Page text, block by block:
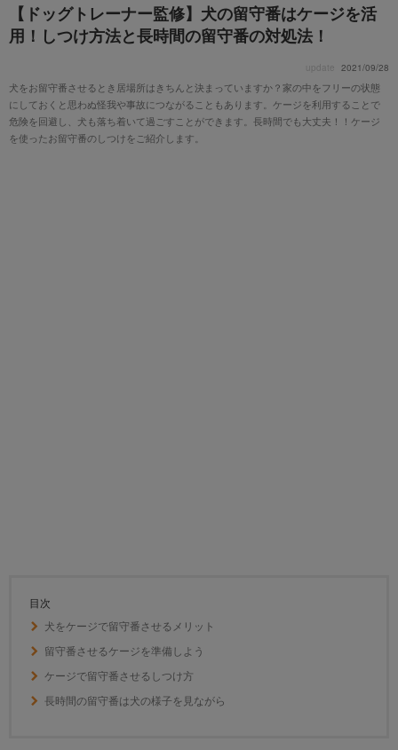
【ドッグトレーナー監修】犬の留守番はケージを活
用！しつけ方法と長時間の留守番の対処法！
update 2021/09/28
犬をお留守番させるとき居場所はきちんと決まっていますか？家の中をフリーの状態
にしておくと思わぬ怪我や事故につながることもあります。ケージを利用することで
危険を回避し、犬も落ち着いて過ごすことができます。長時間でも大丈夫！！ケージ
を使ったお留守番のしつけをご紹介します。
目次
犬をケージで留守番させるメリット
留守番させるケージを準備しよう
ケージで留守番させるしつけ方
長時間の留守番は犬の様子を見ながら